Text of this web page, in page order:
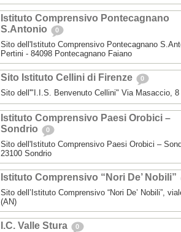
Istituto Comprensivo Pontecagnano
S.Antonio
0
Sito dell'Istituto Comprensivo Pontecagnano
Pertini - 84098 Pontecagnano Faiano
Sito Istituto Cellini di Firenze 0
Sito dell'"I.I.S. Benvenuto Cellini" Via Masaccio, 8
Istituto Comprensivo Paesi Orobici –
Sondrio
0
Sito dell'Istituto Comprensivo Paesi Orobici –
23100 Sondrio
Istituto Comprensivo “Nori De’ Nobili”
Sito dell’Istituto Comprensivo “Nori De’ Nobili”,
(AN)
I.C. Valle Stura 0